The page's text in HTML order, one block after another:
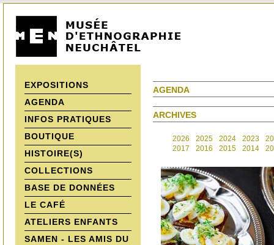
EXPOSITIONS
AGENDA
INFOS PRATIQUES
BOUTIQUE
HISTOIRE(S)
COLLECTIONS
BASE DE DONNÉES
LE CAFÉ
ATELIERS ENFANTS
SAMEN - LES AMIS DU
AGENDA
ARCHIVES
2026 2025 2024 2023
2017
2016 2015 2014